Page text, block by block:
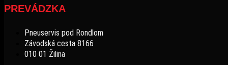
PREVÁDZKA
Pneuservis pod Rondlom
Závodská cesta 8166
010 01 Žilina